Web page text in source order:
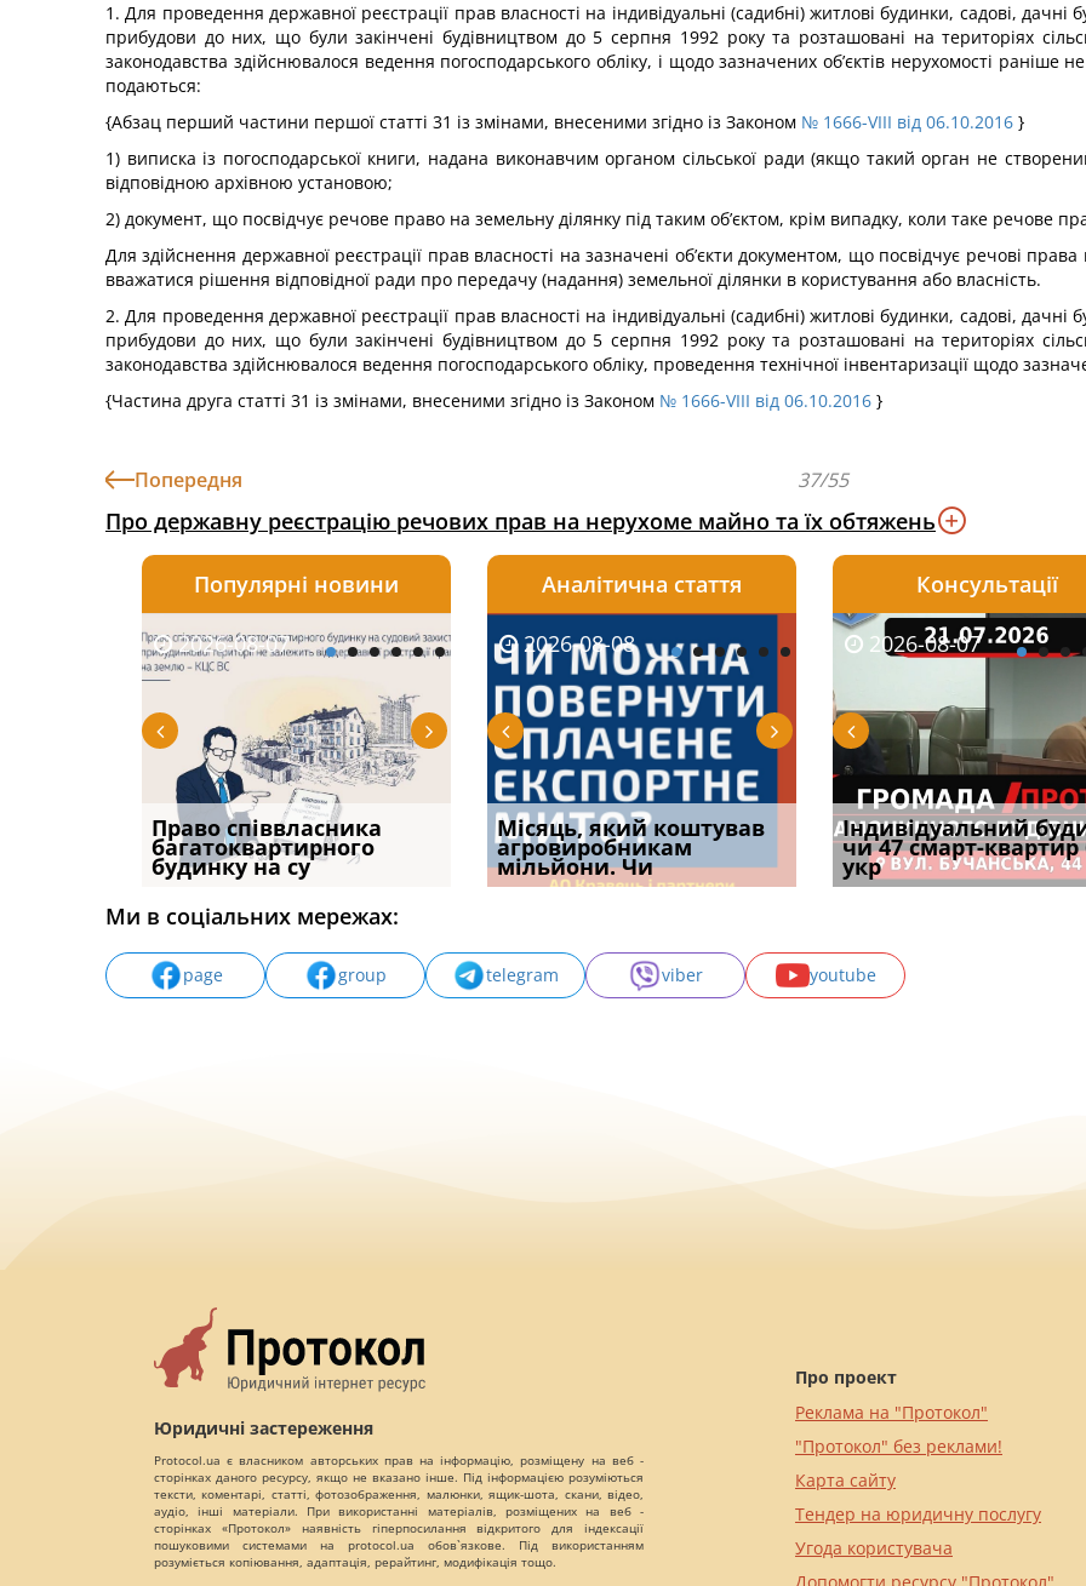
1. Для проведення державної реєстрації прав власності на індивідуальні (садибні) житлові будинки, садові, дачні
прибудови до них, що були закінчені будівництвом до 5 серпня 1992 року та розташовані на територіях
законодавства здійснювалося ведення погосподарського обліку, і щодо зазначених об’єктів нерухомості раніше
подаються:
{Абзац перший частини першої статті 31 із змінами, внесеними згідно із Законом № 1666-VIII від 06.10.2016 }
1) виписка із погосподарської книги, надана виконавчим органом сільської ради (якщо такий орган не
відповідною архівною установою;
2) документ, що посвідчує речове право на земельну ділянку під таким об’єктом, крім випадку, коли таке речове
Для здійснення державної реєстрації прав власності на зазначені об’єкти документом, що посвідчує речові
вважатися рішення відповідної ради про передачу (надання) земельної ділянки в користування або власність.
2. Для проведення державної реєстрації прав власності на індивідуальні (садибні) житлові будинки, садові, дачні
прибудови до них, що були закінчені будівництвом до 5 серпня 1992 року та розташовані на територіях
законодавства здійснювалося ведення погосподарського обліку, проведення технічної інвентаризації щодо
{Частина друга статті 31 із змінами, внесеними згідно із Законом № 1666-VIII від 06.10.2016 }
Попередня 37/55
Про державну реєстрацію речових прав на нерухоме майно та їх обтяжень
Популярні новини
2026-08-07
Право співвласника
багатоквартирного
будинку на су
2026-08-06
Якщо суд встановив для
відшкодування шкоди
наявніс
2026-08-06
Документи, на яких не
проставляється
апостиль: пер
Аналітична стаття
2026-08-03
ФУНДАМЕНТАЛЬНА
ПРОБЛЕМА «СУДОВОЇ
ПРАКТИКИ», АБО ПР
2026-08-08
Місяць, який коштував
агровиробникам
мільйони. Чи
2026-08-07
Огляд практики ВС від
Ростислава Кравця, що
опублі
Консультації
2026-05-25
Штраф ТЦК при зміні
місця проживання:
розбір судов
2026-08-07
Індивідуальний
чи 47 смарт-квартир
укр
2026-07-30
Восьмий ААС
підтвердив, що
може скас
Ми в соціальних мережах:
page group telegram viber youtube
Юридичні застереження
Protocol.ua є власником авторських прав на інформацію, розміщену на веб -
сторінках даного ресурсу, якщо не вказано інше. Під інформацією розуміються
тексти, коментарі, статті, фотозображення, малюнки, ящик-шота, скани, відео,
аудіо, інші матеріали. При використанні матеріалів, розміщених на веб -
сторінках «Протокол» наявність гіперпосилання відкритого для індексації
пошуковими системами на protocol.ua обов`язкове. Під використанням
розуміється копіювання, адаптація, рерайтинг, модифікація тощо.
Про проект
Реклама на "Протокол"
"Протокол" без реклами!
Карта сайту
Тендер на юридичну послугу
Угода користувача